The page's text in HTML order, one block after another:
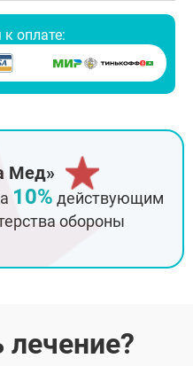
оплате:
Мед»
10% действующим
обороны
лечение?